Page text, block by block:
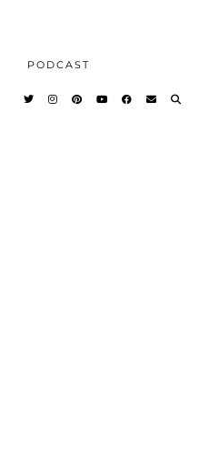
PODCAST